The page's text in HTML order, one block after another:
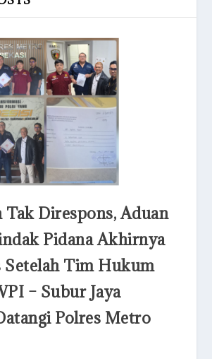
Tak Direspons, Aduan
Pidana Akhirnya
Setelah Tim Hukum
– Subur Jaya
Polres Metro